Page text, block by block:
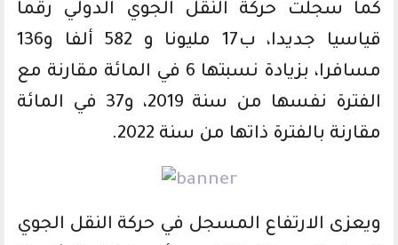
كما سجلت حركة النقل الجوي الدولي رقما
قياسيا جديدا، ب17 مليونا و 582 ألفا و136
مسافرا، بزيادة نسبتها 6 في المائة مقارنة مع
الفترة نفسها من سنة 2019، و37 في المائة
مقارنة بالفترة ذاتها من سنة 2022.
ويعزى الارتفاع المسجل في حركة النقل الجوي